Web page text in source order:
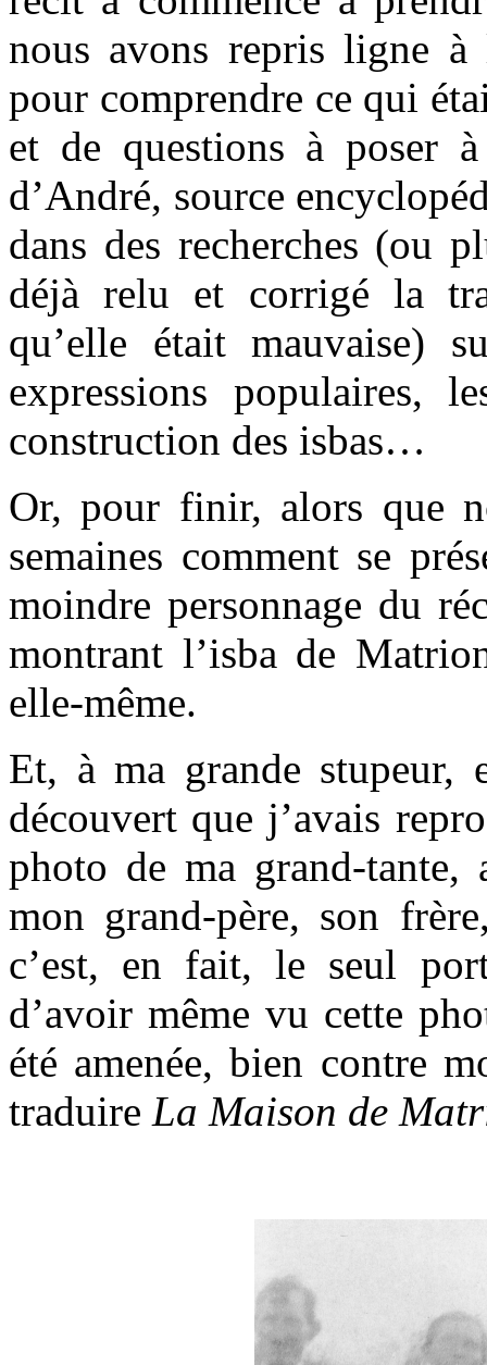
nous avons repris ligne à
pour comprendre ce qui
et de questions à poser
d’André, source
dans des recherches (ou
déjà relu et corrigé la
qu’elle était mauvaise)
expressions populaires,
construction des isbas…
Or, pour finir, alors que
semaines comment se
moindre personnage du
montrant l’isba de
elle-même.
Et, à ma grande
découvert que j’avais
photo de ma grand-
mon grand-père, son
c’est, en fait, le seul
d’avoir même vu cette
été amenée, bien contre
traduire La Maison de